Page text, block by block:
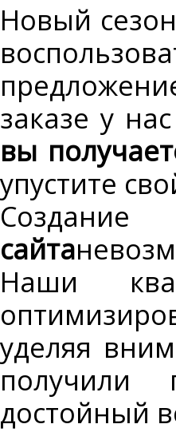
Новый
заказе у
вы
упустите
сайта
Наши
уделяя
получили
достойный